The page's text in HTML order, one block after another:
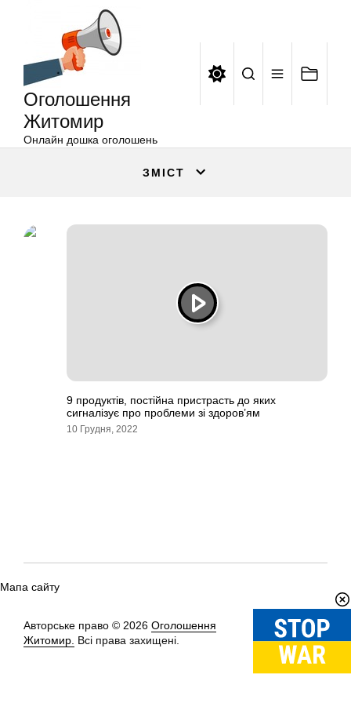
Оголошення
Житомир
Онлайн дошка оголошень
ЗМІСТ
9 продуктів, постійна пристрасть до яких
сигналізує про проблеми зі здоров’ям
10 Грудня, 2022
Мапа сайту
Авторське право © 2026 Оголошення
Житомир. Всі права захищені.
Вгору↑